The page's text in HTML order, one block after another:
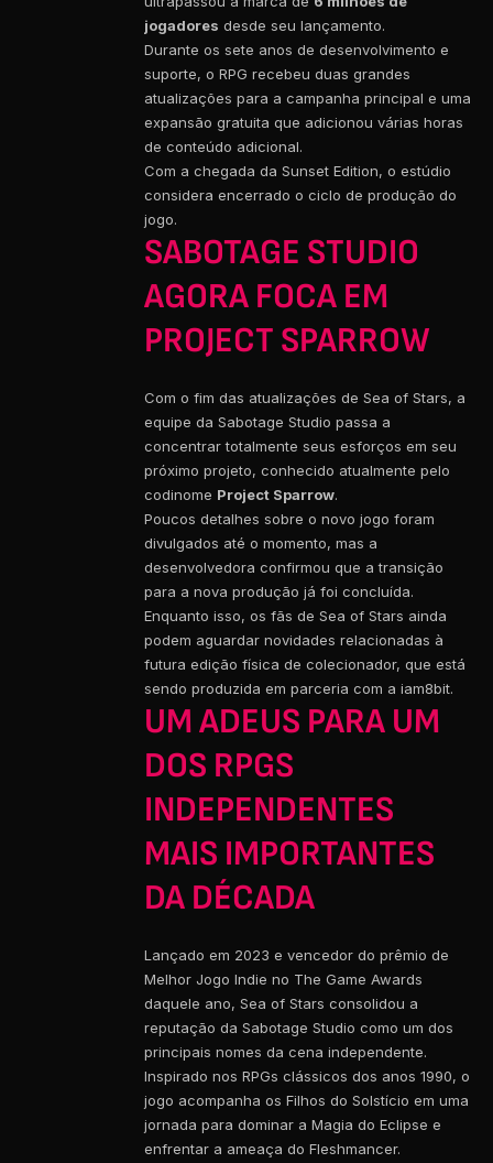
jogadores desde seu lançamento.
Durante os sete anos de desenvolvimento e
suporte, o RPG recebeu duas grandes
atualizações para a campanha principal e uma
expansão gratuita que adicionou várias horas
de conteúdo adicional.
Com a chegada da Sunset Edition, o estúdio
considera encerrado o ciclo de produção do
jogo.
SABOTAGE STUDIO
AGORA FOCA EM
PROJECT SPARROW
Com o fim das atualizações de Sea of Stars, a
equipe da Sabotage Studio passa a
concentrar totalmente seus esforços em seu
próximo projeto, conhecido atualmente pelo
codinome Project Sparrow.
Poucos detalhes sobre o novo jogo foram
divulgados até o momento, mas a
desenvolvedora confirmou que a transição
para a nova produção já foi concluída.
Enquanto isso, os fãs de Sea of Stars ainda
podem aguardar novidades relacionadas à
futura edição física de colecionador, que está
sendo produzida em parceria com a iam8bit.
UM ADEUS PARA UM
DOS RPGS
INDEPENDENTES
MAIS IMPORTANTES
DA DÉCADA
Lançado em 2023 e vencedor do prêmio de
Melhor Jogo Indie no The Game Awards
daquele ano, Sea of Stars consolidou a
reputação da Sabotage Studio como um dos
principais nomes da cena independente.
Inspirado nos RPGs clássicos dos anos 1990, o
jogo acompanha os Filhos do Solstício em uma
jornada para dominar a Magia do Eclipse e
enfrentar a ameaça do Fleshmancer.